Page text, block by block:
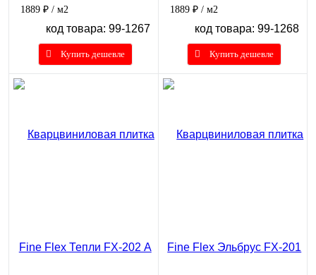
1889 ₽ / м2
код товара: 99-1267
Купить дешевле
1889 ₽ / м2
код товара: 99-1268
Купить дешевле